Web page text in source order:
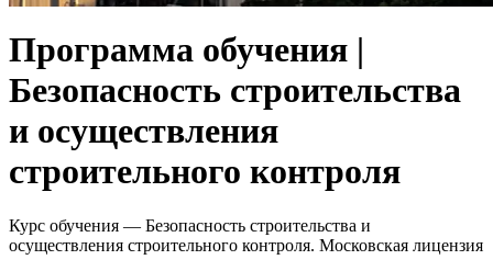
Программа обучения |
Безопасность строительства
и осуществления
строительного контроля
Курс обучения — Безопасность строительства и
осуществления строительного контроля. Московская лицензия